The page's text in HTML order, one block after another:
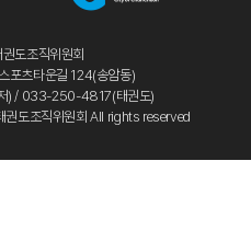
도조직위원회
포츠타운길 124(송암동)
) / 033-250-4817(태권도)
도조직위원회 All rights reserved